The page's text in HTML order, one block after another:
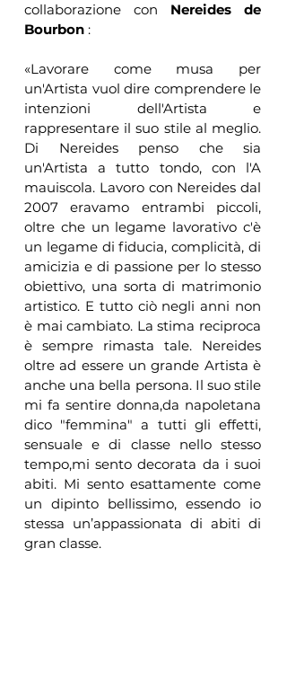
collaborazione con Nereides de
Bourbon :
«Lavorare come musa per
un'Artista vuol dire comprendere le
intenzioni dell'Artista e
rappresentare il suo stile al meglio.
Di Nereides penso che sia
un'Artista a tutto tondo, con l'A
mauiscola. Lavoro con Nereides dal
2007 eravamo entrambi piccoli,
oltre che un legame lavorativo c'è
un legame di fiducia, complicità, di
amicizia e di passione per lo stesso
obiettivo, una sorta di matrimonio
artistico. E tutto ciò negli anni non
è mai cambiato. La stima reciproca
è sempre rimasta tale. Nereides
oltre ad essere un grande Artista è
anche una bella persona. Il suo stile
mi fa sentire donna,da napoletana
dico "femmina" a tutti gli effetti,
sensuale e di classe nello stesso
tempo,mi sento decorata da i suoi
abiti. Mi sento esattamente come
un dipinto bellissimo, essendo io
stessa un’appassionata di abiti di
gran classe.